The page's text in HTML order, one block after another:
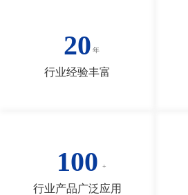
20
行业经验丰富
100
行业产品广泛应用